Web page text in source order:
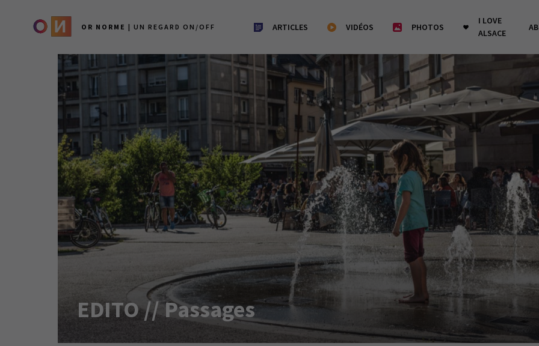
OR NORME | UN REGARD ON/OFF ARTICLES VIDÉOS PHOTOS
I LOVE
ALSACE
EDITO // Passages